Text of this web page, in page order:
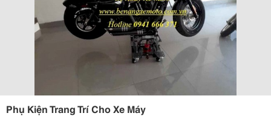
Phụ Kiện Trang Trí Cho Xe Máy